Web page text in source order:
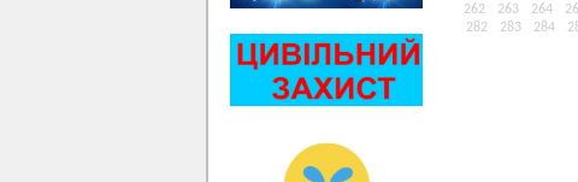
262
263 264
282
283 284